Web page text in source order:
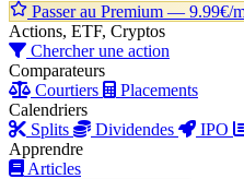
Passer au Premium — 9.99€/
Actions, ETF, Cryptos
Chercher une action
Comparateurs
Courtiers
Placements
Calendriers
Splits
Dividendes IPO
Apprendre
Articles